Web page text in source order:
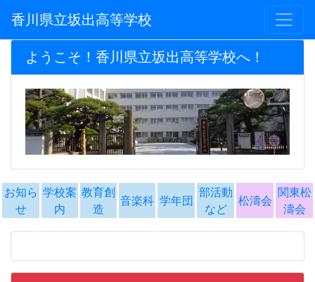
香川県立坂出高等学校
ようこそ！香川県立坂出高等学校へ！
お知ら
せ
学校案
内
教育創
造
音楽科 学年団
部活動
など
松濤会
関東松
濤会
坂出高校からのお知らせ
県教育委員会による「高校生のための教職説